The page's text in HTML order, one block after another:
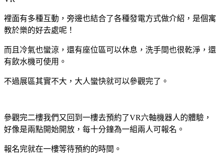
裡面有多種互動，旁邊也結合了各種發電方式做介紹，是個寓
教於樂的好去處呢！
而且冷氣也蠻涼，還有座位區可以休息，洗手間也很乾淨，還
有飲水機可使用。
不過展區其實不大，大人蠻快就可以參觀完了。
參觀完二樓我們又回到一樓去預約了VR六軸機器人的體驗，
好像是兩點開始開放，每十分鐘為一組兩人可報名。
報名完就在一樓等待預約的時間。